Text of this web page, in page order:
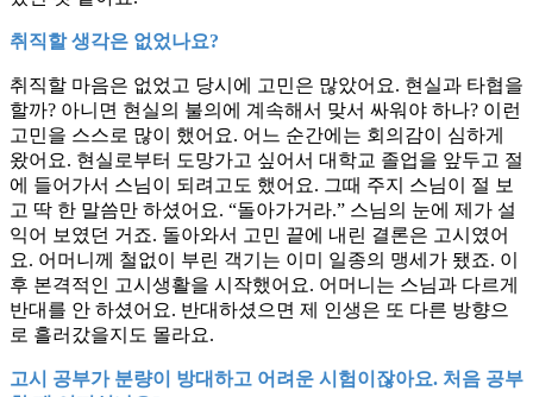
취직할 생각은 없었나요?
취직할 마음은 없었고 당시에 고민은 많았어요. 현실과 타협을
할까? 아니면 현실의 불의에 계속해서 맞서 싸워야 하나? 이런
고민을 스스로 많이 했어요. 어느 순간에는 회의감이 심하게
왔어요. 현실로부터 도망가고 싶어서 대학교 졸업을 앞두고 절
에 들어가서 스님이 되려고도 했어요. 그때 주지 스님이 절 보
고 딱 한 말씀만 하셨어요. “돌아가거라.” 스님의 눈에 제가 설
익어 보였던 거죠. 돌아와서 고민 끝에 내린 결론은 고시였어
요. 어머니께 철없이 부린 객기는 이미 일종의 맹세가 됐죠. 이
후 본격적인 고시생활을 시작했어요. 어머니는 스님과 다르게
반대를 안 하셨어요. 반대하셨으면 제 인생은 또 다른 방향으
로 흘러갔을지도 몰라요.
고시 공부가 분량이 방대하고 어려운 시험이잖아요. 처음 공부